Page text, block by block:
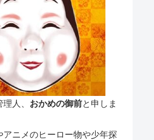
人、 おかめの御前と申しま
アニメのヒーロー物や少年探